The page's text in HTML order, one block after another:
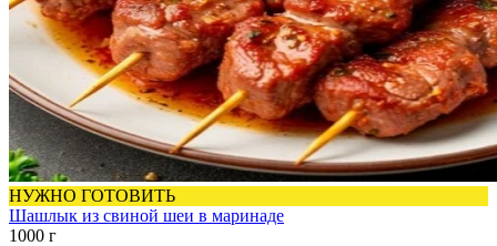
НУЖНО ГОТОВИТЬ
Шашлык из свиной шеи в маринаде
1000 г